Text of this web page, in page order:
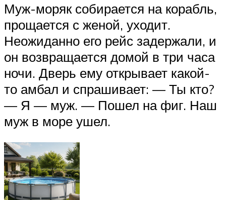
Муж-моряк собирается на корабль,
прощается с женой, уходит.
Неожиданно его рейс задержали, и
он возвращается домой в три часа
ночи. Дверь ему открывает какой-
то амбал и спрашивает: — Ты кто?
— Я — муж. — Пошел на фиг. Наш
муж в море ушел.